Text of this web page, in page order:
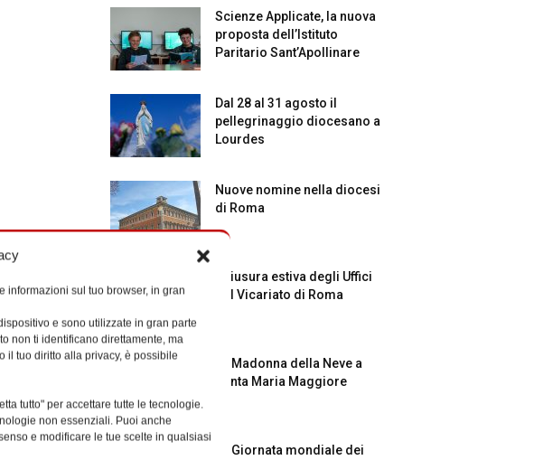
informazioni sul tuo browser, in gran
e sono utilizzate in gran parte
non ti identificano direttamente, ma
il tuo diritto alla privacy, è possibile
tutto" per accettare tutte le tecnologie.
non essenziali. Puoi anche
e modificare le tue scelte in qualsiasi
Scienze Applicate, la nuova
proposta dell’Istituto
Paritario Sant’Apollinare
Dal 28 al 31 agosto il
pellegrinaggio diocesano a
Lourdes
Nuove nomine nella diocesi
di Roma
Chiusura estiva degli Uffici
del Vicariato di Roma
La Madonna della Neve a
Santa Maria Maggiore
La Giornata mondiale dei